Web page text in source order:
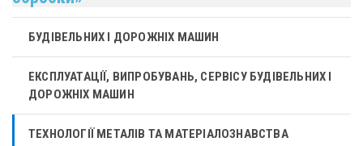
БУДІВЕЛЬНИХ І ДОРОЖНІХ МАШИН
ЕКСПЛУАТАЦІЇ, ВИПРОБУВАНЬ, СЕРВІСУ БУДІВЕЛЬНИХ І
ДОРОЖНІХ МАШИН
ТЕХНОЛОГІЇ МЕТАЛІВ ТА МАТЕРІАЛОЗНАВСТВА